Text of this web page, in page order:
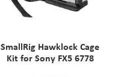
SmallRig Hawklock Cage
Kit for Sony FX5 6778